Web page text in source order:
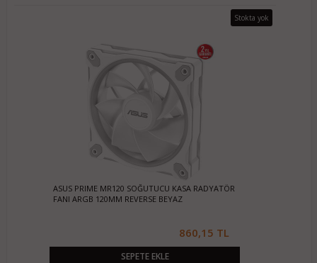
Stokta yok
ASUS PRIME MR120 SOĞUTUCU KASA RADYATÖR
FANI ARGB 120MM REVERSE BEYAZ
860,15 TL
SEPETE EKLE